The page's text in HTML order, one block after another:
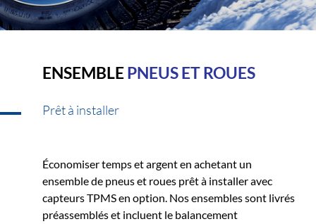
ENSEMBLEPNEUS ET ROUES
Prêt à installer
Économiser temps et argent en achetant un
ensemble de pneus et roues prêt à installer avec
capteurs TPMS en option. Nos ensembles sont livrés
préassemblés et incluent le balancement